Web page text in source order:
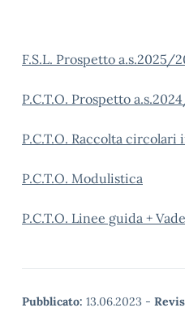
F.S.L. Prospetto a.s.2025/
P.C.T.O. Prospetto
P.C.T.O. Raccolta circolari
P.C.T.O. Modulistica
P.C.T.O. Linee guida +
Pubblicato: 13.06.2023 -